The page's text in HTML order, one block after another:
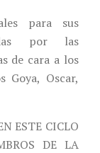
para sus
por las
de cara a los
Goya, Oscar,
ESTE CICLO
DE LA